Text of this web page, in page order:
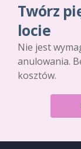
Twórz
locie
Nie jest
anulowania.
kosztów.